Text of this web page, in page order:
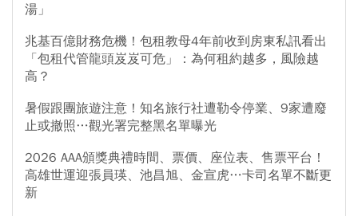
湯」
兆基百億財務危機！包租教母4年前收到房東私訊看出
「包租代管龍頭岌岌可危」：為何租約越多，風險越
高？
暑假跟團旅遊注意！知名旅行社遭勒令停業、9家遭廢
止或撤照…觀光署完整黑名單曝光
2026 AAA頒獎典禮時間、票價、座位表、售票平台！
高雄世運迎張員瑛、池昌旭、金宣虎…卡司名單不斷更
新